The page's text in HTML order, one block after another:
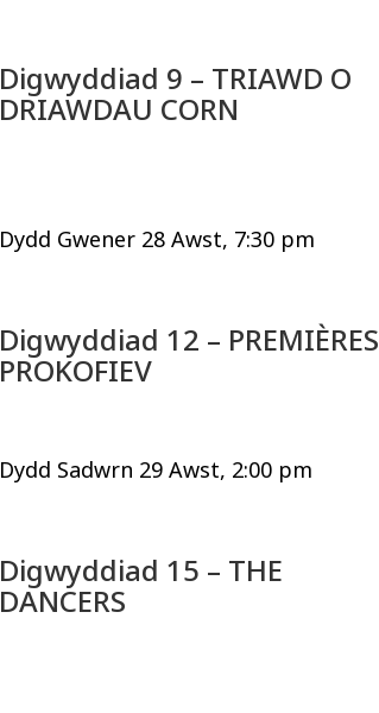
Digwyddiad 9 – TRIAWD O
DRIAWDAU CORN
Dydd Gwener 28 Awst, 7:30 pm
Digwyddiad 12 – PREMIÈRES
PROKOFIEV
Dydd Sadwrn 29 Awst, 2:00 pm
Digwyddiad 15 – THE
DANCERS